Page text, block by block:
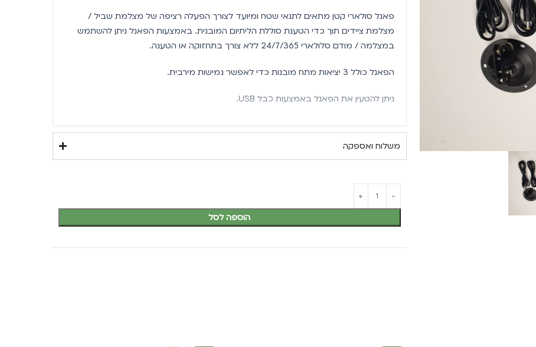
פאנל סולארי קטן מתאים לתנאי שטח ומיועד לצורך הפעלה רציפה של מצלמת שביל /
מצלמת ציידים תוך כדי הטענת סוללת הליתיום המובנית. באמצעות הפאנל ניתן להשתמש
במצלמה / מודם סלולארי 24/7/365 ללא צורך בתחזוקה או הטענה.
הפאנל כולל 3 יציאות מתח מובנות כדי לאפשר גמישות מירבית.
ניתן להטעין את הפאנל באמצעות כבל USB.
יותר עלול לפגוע בתפקוד המצלמה.
צבע:שחור
משלוח ואספקה
הוספה לסל